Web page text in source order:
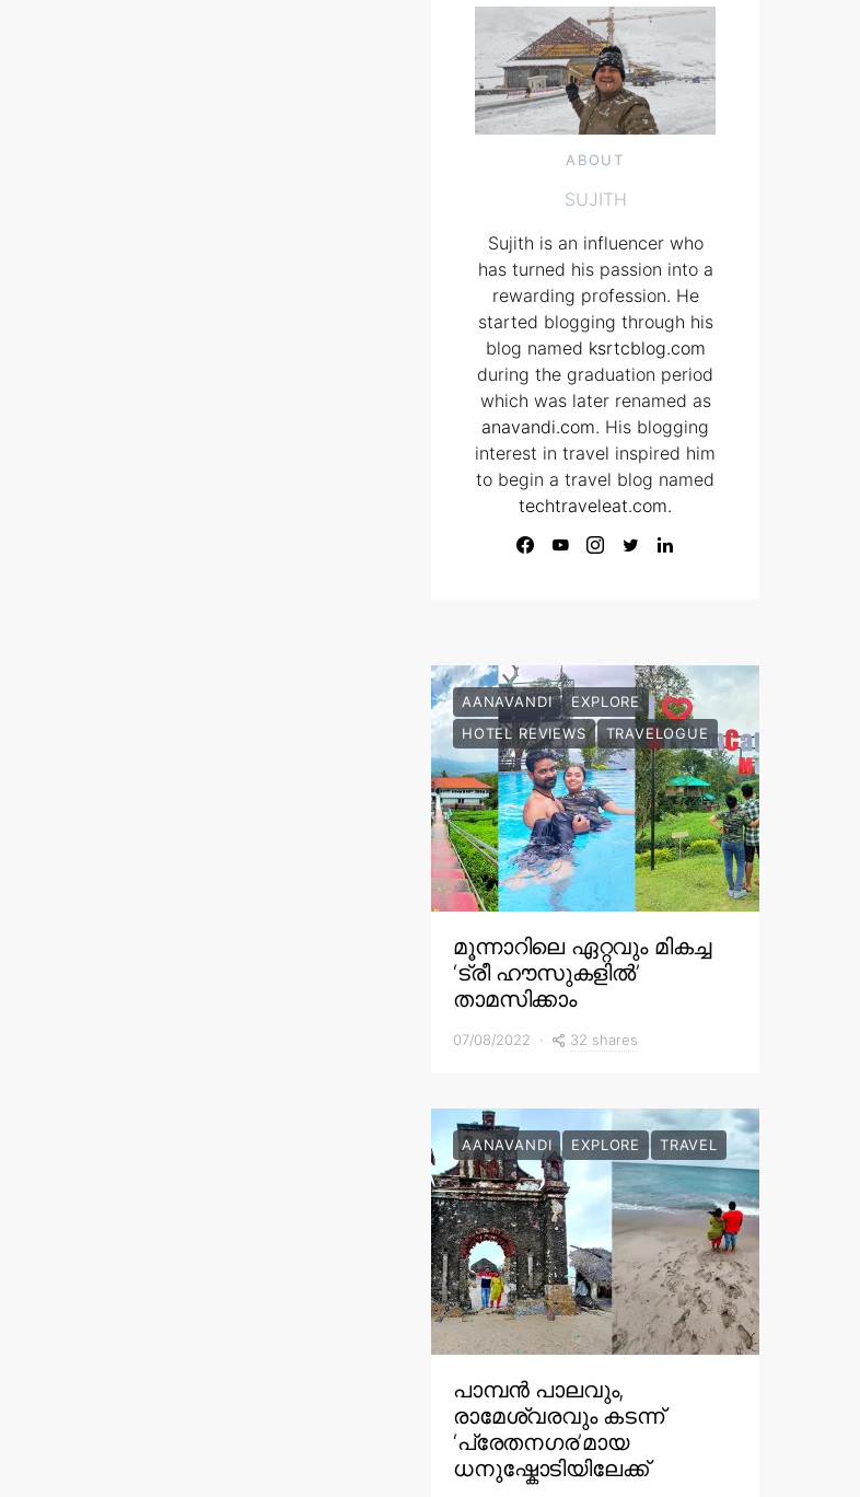
ABOUT
SUJITH
Sujith is an influencer who
has turned his passion into a
rewarding profession. He
started blogging through his
blog named ksrtcblog.com
during the graduation period
which was later renamed as
anavandi.com. His blogging
interest in travel inspired him
to begin a travel blog named
techtraveleat.com.
AANAVANDI
EXPLORE
HOTEL REVIEWS
TRAVELOGUE
മൂന്നാറിലെ ഏറ്റവും മികച്ച
‘ട്രീ ഹൗസുകളിൽ’
താമസിക്കാം
07/08/2022 32 shares
AANAVANDI EXPLORE TRAVEL
പാമ്പൻ പാലവും,
രാമേശ്വരവും കടന്ന്
‘പ്രേതനഗര’മായ
ധനുഷ്കോടിയിലേക്ക്